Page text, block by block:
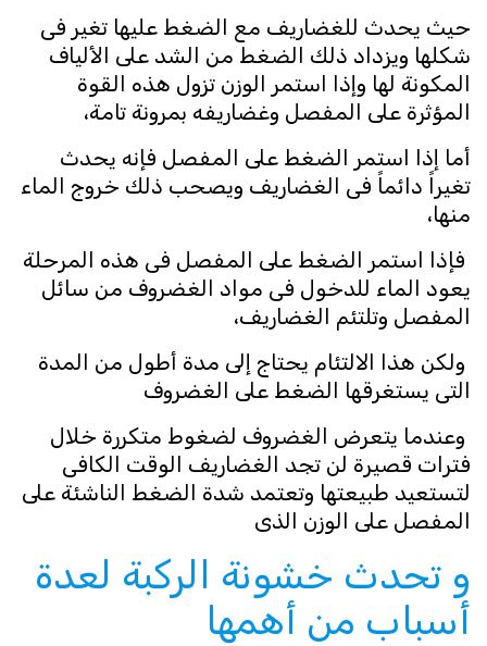
حيث يحدث للغضاريف مع الضغط عليها تغير فى
شكلها ويزداد ذلك الضغط من الشد على الألياف
المكونة لها وإذا استمر الوزن تزول هذه القوة
المؤثرة على المفصل وغضاريفه بمرونة تامة،
أما إذا استمر الضغط على المفصل فإنه يحدث
تغيراً دائماً فى الغضاريف ويصحب ذلك خروج الماء
منها،
فإذا استمر الضغط على المفصل فى هذه المرحلة
يعود الماء للدخول فى مواد الغضروف من سائل
المفصل وتلتئم الغضاريف،
ولكن هذا الالتئام يحتاج إلى مدة أطول من المدة
التى يستغرقها الضغط على الغضروف
وعندما يتعرض الغضروف لضغوط متكررة خلال
فترات قصيرة لن تجد الغضاريف الوقت الكافى
لتستعيد طبيعتها وتعتمد شدة الضغط الناشئة على
المفصل على الوزن الذى
و تحدث خشونة الركبة لعدة
أسباب من أهمها